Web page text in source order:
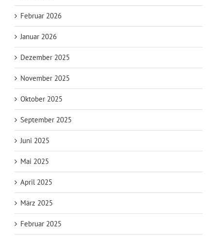
Februar 2026
Januar 2026
Dezember 2025
November 2025
Oktober 2025
September 2025
Juni 2025
Mai 2025
April 2025
März 2025
Februar 2025